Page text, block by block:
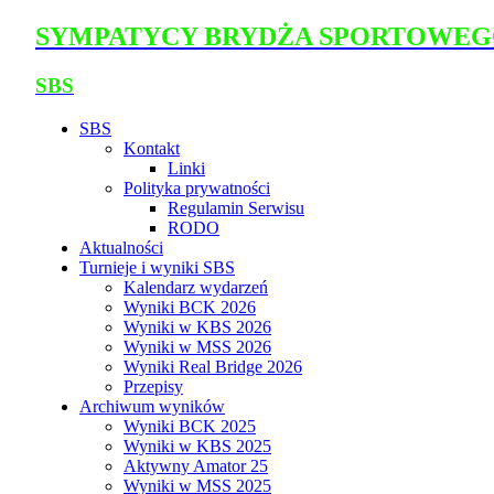
SYMPATYCY BRYDŻA
SBS
SBS
Kontakt
Linki
Polityka prywatności
Regulamin Serwisu
RODO
Aktualności
Turnieje i wyniki SBS
Kalendarz wydarzeń
Wyniki BCK 2026
Wyniki w KBS 2026
Wyniki w MSS 2026
Wyniki Real Bridge 2026
Przepisy
Archiwum wyników
Wyniki BCK 2025
Wyniki w KBS 2025
Aktywny Amator 25
Wyniki w MSS 2025